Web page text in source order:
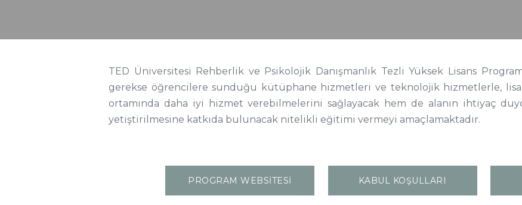
TED Üniversitesi Rehberlik ve Psikolojik Danışmanlık Tezli Yüksek Lisans
gerekse öğrencilere sunduğu kütüphane hizmetleri ve teknolojik hizmetlerle,
ortamında daha iyi hizmet verebilmelerini sağlayacak hem de alanın ihtiyaç
yetiştirilmesine katkıda bulunacak nitelikli eğitimi vermeyi amaçlamaktadır.
PROGRAM WEBSİTESİ KABUL KOŞULLARI